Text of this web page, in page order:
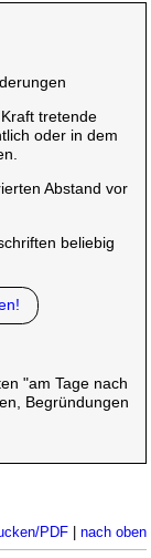
tretende
oder in dem
Abstand vor
beliebig
"am Tage nach
Begründungen
PDF| nach oben